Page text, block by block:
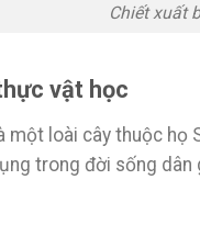
Chiết xuất
vật học
một loài cây thuộc họ
trong đời sống